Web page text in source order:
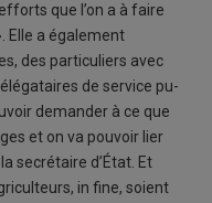
que l’on a à faire
Elle a également
des particuliers avec
de service pu-
demander à ce que
et on va pouvoir lier
secrétaire d’État. Et
in fine, soient